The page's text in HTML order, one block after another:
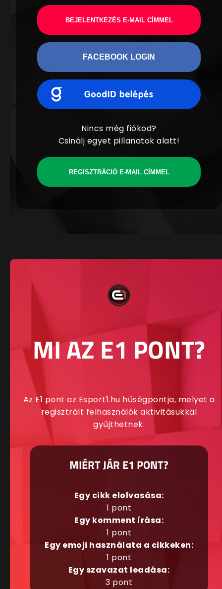
BEJELENTKEZÉS E-MAIL CÍMMEL
FACEBOOK LOGIN
Nincs még fiókod?
Csinálj egyet pillanatok alatt!
REGISZTRÁCIÓ E-MAIL CÍMMEL
MI AZ E1 PONT?
Az E1 pont az Esport1.hu hűségpontja, melyet a
regisztrált felhasználók aktivitásukkal
gyűjthetnek.
MIÉRT JÁR E1 PONT?
Egy cikk elolvasása:
1 pont
Egy komment írása:
1 pont
Egy emoji használata a cikkeken:
1 pont
Egy szavazat leadása:
3 pont